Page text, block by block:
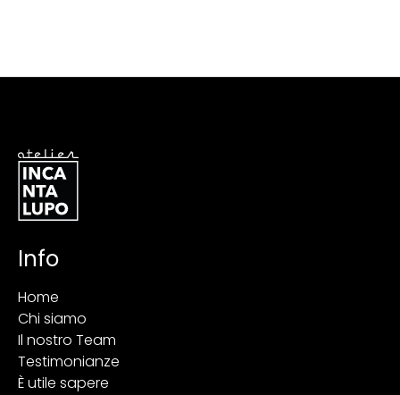
Info
Home
Chi siamo
Il nostro Team
Testimonianze
È utile sapere